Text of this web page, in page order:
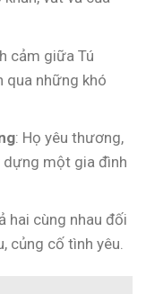
cảm giữa Tú
qua những khó
: Họ yêu thương,
dựng một gia đình
hai cùng nhau đối
củng cố tình yêu.